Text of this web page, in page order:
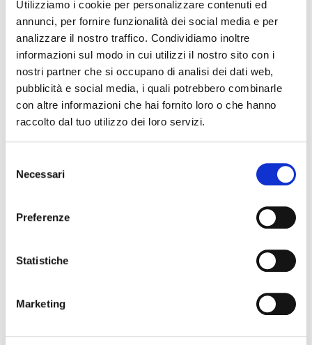
Utilizziamo i cookie per personalizzare contenuti ed
annunci, per fornire funzionalità dei social media e per
analizzare il nostro traffico. Condividiamo inoltre
informazioni sul modo in cui utilizzi il nostro sito con i
nostri partner che si occupano di analisi dei dati web,
pubblicità e social media, i quali potrebbero combinarle
con altre informazioni che hai fornito loro o che hanno
raccolto dal tuo utilizzo dei loro servizi.
delNecessari
Preferenze
Statistiche
Marketing
assistono la Società nello svolgimento delle attività;
• istituti bancari per la gestione d’incassi e
pagamenti derivanti dall’esecuzione del Contratto o
del rapporto con gli utenti o i fornitori;
• subfornitori e/o subappaltatori impegnati in attività
connesse all’esecuzione del Contratto con la
Società, in qualità di responsabili esterni del
controllo, in caso di loro richiesta, in qualità di
titolari autonomi del trattamento; e
8. I DATI PERSONALI VENGONO TRASFERITI
I Dati Personali degli interessati non saranno
trasferiti in Paesi al di fuori dell’Unione Europea.
9. CHE DIRITTI HA L’INTERESSATO CON RIGUARDO
Ogni interessato può esercitare una serie di